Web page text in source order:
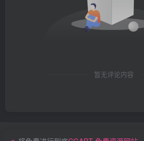
暂无评论内容